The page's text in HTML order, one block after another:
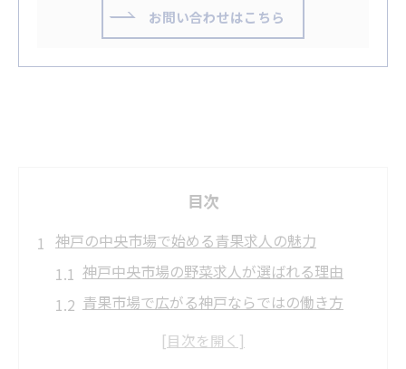
お問い合わせはこちら
目次
神戸の中央市場で始める青果求人の魅力
神戸中央市場の野菜求人が選ばれる理由
青果市場で広がる神戸ならではの働き方
神戸の中央市場で野菜に関わる魅力体験